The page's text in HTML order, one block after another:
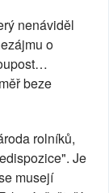
nenáviděl
o
beze
rolníků,
Je
musejí